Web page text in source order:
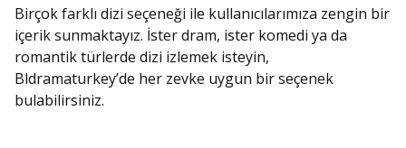
Birçok farklı dizi seçeneği ile kullanıcılarımıza zengin bir
içerik sunmaktayız. İster dram, ister komedi ya da
romantik türlerde dizi izlemek isteyin,
Bldramaturkey’de her zevke uygun bir seçenek
bulabilirsiniz.